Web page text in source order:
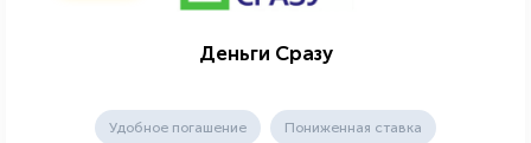
Деньги Сразу
Удобное погашение Пониженная ставка